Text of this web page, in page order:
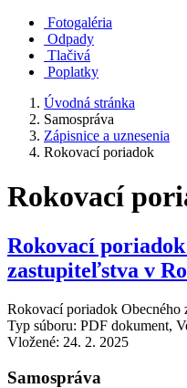
Fotogaléria
Odpady
Tlačivá
Poplatky
Úvodná stránka
Samospráva
Zápisnice a uznesenia
Rokovací poriadok
Rokovací
Rokovací
zastupiteľstva v
Rokovací poriadok Obecného
Typ súboru: PDF dokument,
Vložené: 24. 2. 2025
Samospráva